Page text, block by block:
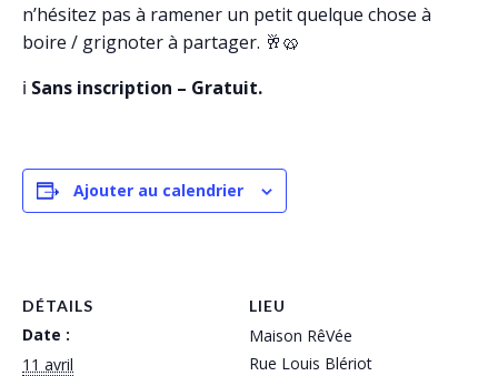
n’hésitez pas à ramener un petit quelque chose à
boire / grignoter à partager. 🥂🥨
ℹ️ Sans inscription – Gratuit.
Ajouter au calendrier
DÉTAILS
Date :
11 avril
LIEU
Maison RêVée
Rue Louis Blériot